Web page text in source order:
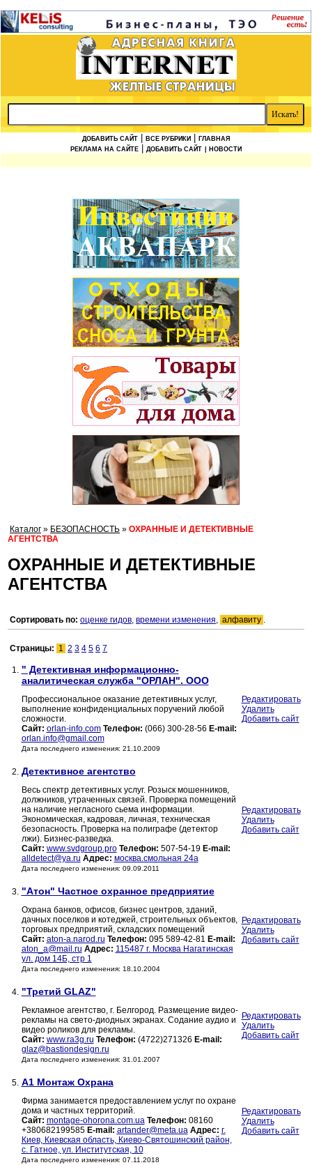
ДОБАВИТЬ САЙТ ВСЕ РУБРИКИ
ГЛАВНАЯ
РЕКЛАМА НА САЙТЕ
ДОБАВИТЬ САЙТ | НОВОСТИ
Каталог » БЕЗОПАСНОСТЬ » ОХРАННЫЕ И ДЕТЕКТИВНЫЕ
АГЕНТСТВА
ОХРАННЫЕ И ДЕТЕКТИВНЫЕ
АГЕНТСТВА
Сортировать по: оценке гидов, времени изменения, алфавиту .
Страницы: 1 2 3 4 5 6 7
1. " Детективная информационно-
аналитическая служба "ОРЛАН". ООО
Профессиональное оказание детективных услуг,
выполнение конфиденциальных поручений любой
сложности.
Сайт: orlan-info.com Телефон: (066) 300-28-56 E-mail:
orlan.info@gmail.com
Дата последнего изменения: 21.10.2009
Редактировать
Удалить
Добавить сайт
2. Детективное агентство
Весь спектр детективных услуг. Розыск мошенников,
должников, утраченных связей. Проверка помещений
на наличие негласного сьема информации.
Экономическая, кадровая, личная, техническая
безопасность. Проверка на полиграфе (детектор
лжи). Бизнес-разведка.
Сайт: www.svdgroup.pro Телефон: 507-54-19 E-mail:
alldetect@ya.ru Адрес: москва.смольная 24а
Дата последнего изменения: 09.09.2011
Редактировать
Удалить
Добавить сайт
3. "Атон" Частное охранное предприятие
Охрана банков, офисов, бизнес центров, зданий,
дачных поселков и котеджей, cтроительных объектов,
торговых предприятий, складских помещений
Сайт: aton-a.narod.ru Телефон: 095 589-42-81 E-mail:
aton_a@mail.ru Адрес: 115487 г. Москва Нагатинская
ул. дом 14Б, стр 1
Дата последнего изменения: 18.10.2004
Редактировать
Удалить
Добавить сайт
4. "Третий GLAZ"
Рекламное агентство, г. Белгород. Размещение видео-
рекламы на свето-диодных экранах. Содание аудио и
видео роликов для рекламы.
Сайт: www.ra3g.ru Телефон: (4722)271326 E-mail:
glaz@bastiondesign.ru
Дата последнего изменения: 31.01.2007
Редактировать
Удалить
Добавить сайт
5. A1 Монтаж Охрана
Фирма занимается предоставлением услуг по охране
дома и частных территорий.
Сайт: montage-ohorona.com.ua Телефон: 08160
+380682199585 E-mail: artander@meta.ua Адрес: г.
Киев, Киевская область, Киево-Святошинский район,
с. Гатное, ул. Институтская, 10
Дата последнего изменения: 07.11.2018
Редактировать
Удалить
Добавить сайт